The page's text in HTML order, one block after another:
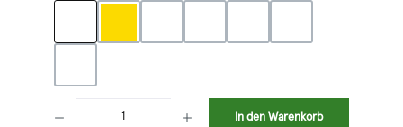
In den Warenkorb